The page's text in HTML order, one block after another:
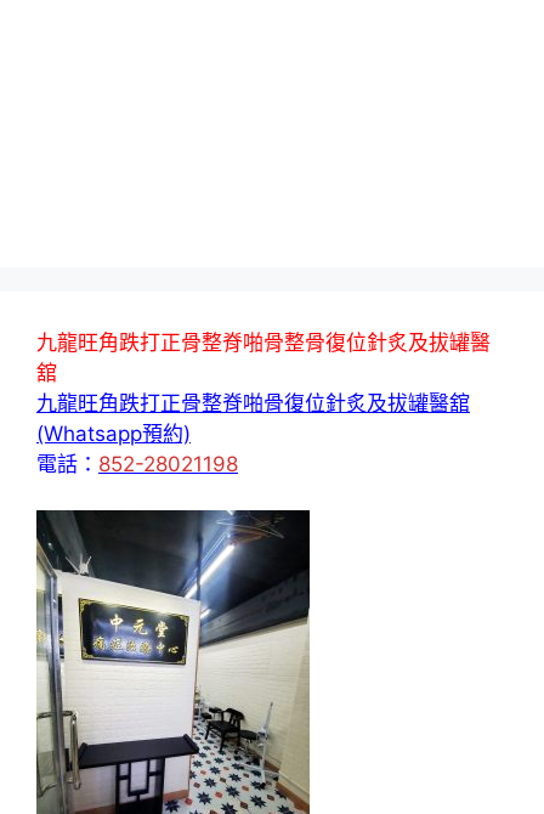
九龍旺角跌打正骨整脊啪骨整骨復位針炙及拔罐醫
舘
九龍旺角跌打正骨整脊啪骨復位針炙及拔罐醫舘
(Whatsapp預約)
電話： 852-28021198